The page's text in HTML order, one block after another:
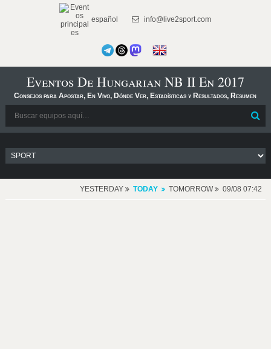
español info@live2sport.com
Eventos De Hungarian NB II En 2017
Consejos para Apostar, En Vivo, Dónde Ver, Estadísticas y Resultados, Resumen
YESTERDAY TODAY TOMORROW 09/08 07:42